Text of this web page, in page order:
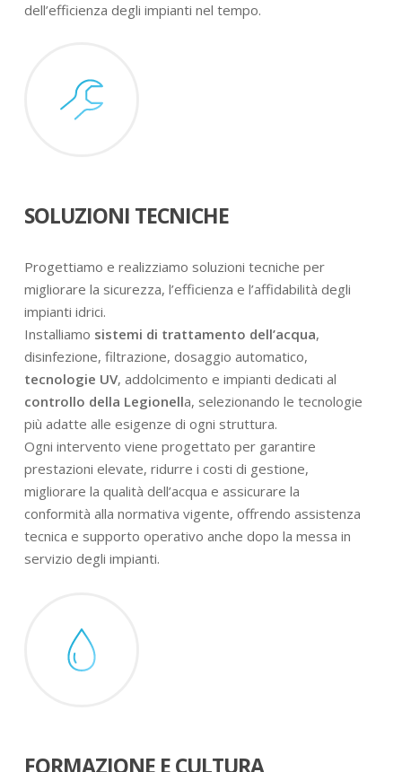
dell’efficienza degli impianti nel tempo.
SOLUZIONI TECNICHE
Progettiamo e realizziamo soluzioni tecniche per
migliorare la sicurezza, l’efficienza e l’affidabilità degli
impianti idrici.
Installiamo sistemi di trattamento dell’acqua,
disinfezione, filtrazione, dosaggio automatico,
tecnologie UV, addolcimento e impianti dedicati al
controllo della Legionella, selezionando le tecnologie
più adatte alle esigenze di ogni struttura.
Ogni intervento viene progettato per garantire
prestazioni elevate, ridurre i costi di gestione,
migliorare la qualità dell’acqua e assicurare la
conformità alla normativa vigente, offrendo assistenza
tecnica e supporto operativo anche dopo la messa in
servizio degli impianti.
FORMAZIONE E CULTURA